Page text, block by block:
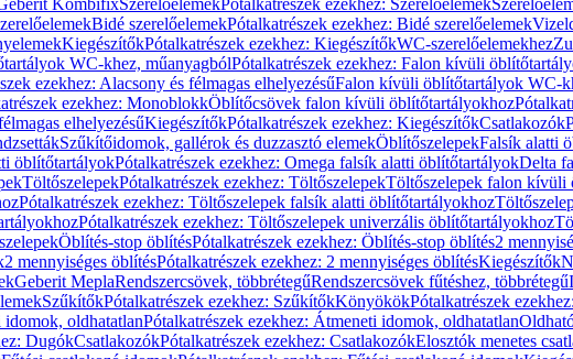
KombifixSzerelőelemekPótalkatrészek ezekhez: Szerelőelemek
Bidé szerelőelemekPótalkatrészek ezekhez: Bidé szerelőelemek
KiegészítőkPótalkatrészek ezekhez: KiegészítőkWC-szerelőelemekhez
WC-khez, műanyagbólPótalkatrészek ezekhez: Falon kívüli
ezekhez: Alacsony és félmagas elhelyezésűFalon kívüli öblítőtartályok WC-
ezekhez: MonoblokkÖblítőcsövek falon kívüli öblítőtartályokhoz
elhelyezésűKiegészítőkPótalkatrészek ezekhez: KiegészítőkCsatlakozók
Szűkítőidomok, gallérok és duzzasztó elemekÖblítőszelepekFalsík alatti
öblítőtartályokPótalkatrészek ezekhez: Omega falsík alatti öblítőtartályokDelta
TöltőszelepekPótalkatrészek ezekhez: TöltőszelepekTöltőszelepek falon kívüli
Pótalkatrészek ezekhez: Töltőszelepek falsík alatti öblítőtartályokhoz
Pótalkatrészek ezekhez: Töltőszelepek univerzális öblítőtartályokhoz
Öblítés-stop öblítésPótalkatrészek ezekhez: Öblítés-stop öblítés2
2 mennyiséges öblítésPótalkatrészek ezekhez: 2 mennyiséges öblítésKiegészítők
Geberit MeplaRendszercsövek, többrétegűRendszercsövek fűtéshez, többrétegű
SzűkítőkPótalkatrészek ezekhez: SzűkítőkKönyökökPótalkatrészek
idomok, oldhatatlanPótalkatrészek ezekhez: Átmeneti idomok, oldhatatlan
DugókCsatlakozókPótalkatrészek ezekhez: CsatlakozókElosztók menetes